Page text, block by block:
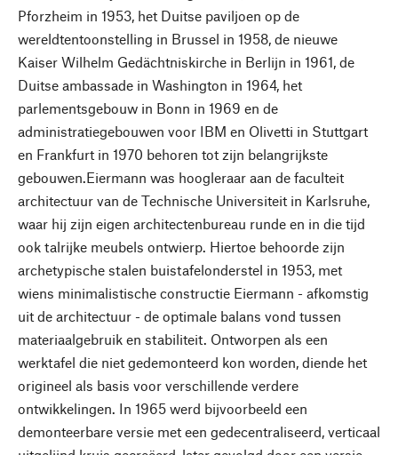
Pforzheim in 1953, het Duitse paviljoen op de
wereldtentoonstelling in Brussel in 1958, de nieuwe
Kaiser Wilhelm Gedächtniskirche in Berlijn in 1961, de
Duitse ambassade in Washington in 1964, het
parlementsgebouw in Bonn in 1969 en de
administratiegebouwen voor IBM en Olivetti in Stuttgart
en Frankfurt in 1970 behoren tot zijn belangrijkste
gebouwen.Eiermann was hoogleraar aan de faculteit
architectuur van de Technische Universiteit in Karlsruhe,
waar hij zijn eigen architectenbureau runde en in die tijd
ook talrijke meubels ontwierp. Hiertoe behoorde zijn
archetypische stalen buistafelonderstel in 1953, met
wiens minimalistische constructie Eiermann - afkomstig
uit de architectuur - de optimale balans vond tussen
materiaalgebruik en stabiliteit. Ontworpen als een
werktafel die niet gedemonteerd kon worden, diende het
origineel als basis voor verschillende verdere
ontwikkelingen. In 1965 werd bijvoorbeeld een
demonteerbare versie met een gedecentraliseerd, verticaal